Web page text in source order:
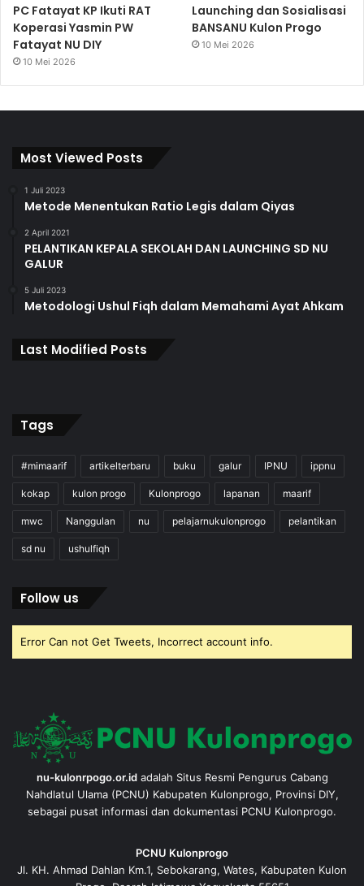
PC Fatayat KP Ikuti RAT
Koperasi Yasmin PW
Fatayat NU DIY
10 Mei 2026
Launching dan Sosialisasi
BANSANU Kulon Progo
10 Mei 2026
Most Viewed Posts
1 Juli 2023
Metode Menentukan Ratio Legis dalam Qiyas
2 April 2021
PELANTIKAN KEPALA SEKOLAH DAN LAUNCHING SD NU
GALUR
5 Juli 2023
Metodologi Ushul Fiqh dalam Memahami Ayat Ahkam
Last Modified Posts
Tags
#mimaarif artikelterbaru buku galur IPNU ippnu
kokap kulon progo Kulonprogo lapanan maarif
mwc Nanggulan nu pelajarnukulonprogo pelantikan
sd nu ushulfiqh
Follow us
Error Can not Get Tweets, Incorrect account info.
nu-kulonrpogo.or.idadalah Situs Resmi Pengurus Cabang
Nahdlatul Ulama (PCNU) Kabupaten Kulonprogo, Provinsi DIY,
sebagai pusat informasi dan dokumentasi PCNU Kulonprogo.
PCNU Kulonprogo
Jl. KH. Ahmad Dahlan Km.1, Sebokarang, Wates, Kabupaten Kulon